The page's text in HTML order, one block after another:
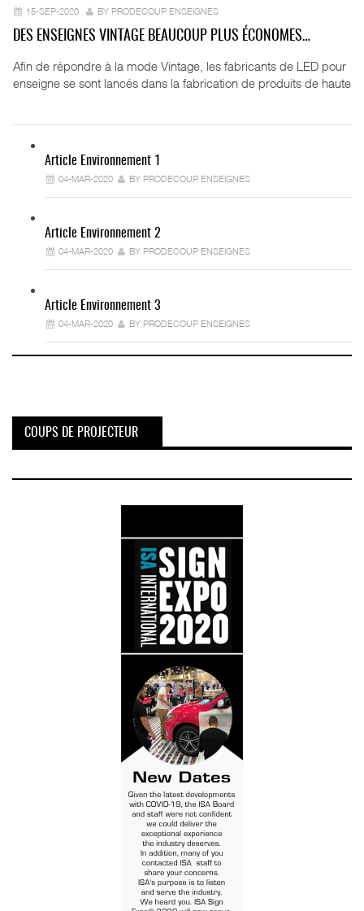
15-SEP-2020 BY PRODECOUP ENSEIGNES
DES ENSEIGNES VINTAGE BEAUCOUP PLUS ÉCONOMES…
Afin de répondre à la mode Vintage, les fabricants de LED pour
enseigne se sont lancés dans la fabrication de produits de haute
Article Environnement 1
04-MAR-2020 BY PRODECOUP ENSEIGNES
Article Environnement 2
04-MAR-2020 BY PRODECOUP ENSEIGNES
Article Environnement 3
04-MAR-2020 BY PRODECOUP ENSEIGNES
COUPS DE PROJECTEUR